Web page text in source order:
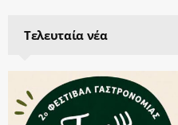
Τελευταία νέα